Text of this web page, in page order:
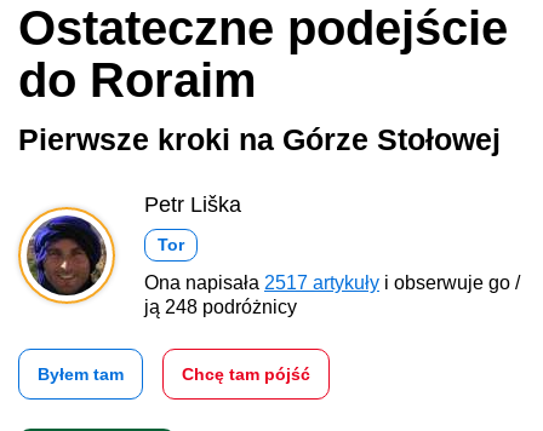
Ostateczne podejście
do Roraim
Pierwsze kroki na Górze Stołowej
Petr Liška
Tor
Ona napisała 2517 artykuły i obserwuje go /
ją 248 podróżnicy
Byłem tam Chcę tam pójść